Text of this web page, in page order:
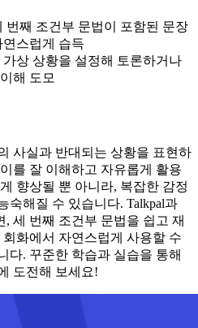
번째 조건부 문법이 포함된 문장
스럽게 습득
가상 상황을 설정해 토론하거나
해 도모
사실과 반대되는 상황을 표현하
를 잘 이해하고 자유롭게 활용
향상될 뿐 아니라, 복잡한 감정
숙해질 수 있습니다. Talkpal과
세 번째 조건부 문법을 쉽고 재
화에서 자연스럽게 사용할 수
다. 꾸준한 학습과 실습을 통해
도전해 보세요!